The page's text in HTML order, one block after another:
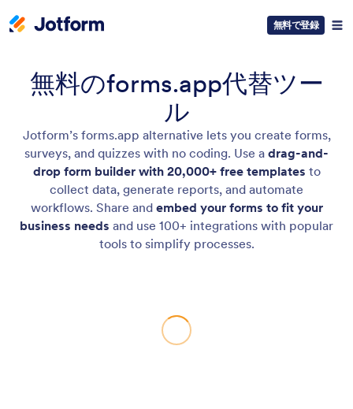
無料で登録
無料のforms.app代替ツー
ル
Jotform’s forms.app alternative lets you create forms,
surveys, and quizzes with no coding. Use a drag-and-
drop form builder with 20,000+ free templates to
collect data, generate reports, and automate
workflows. Share and embed your forms to fit your
business needs and use 100+ integrations with popular
tools to simplify processes.